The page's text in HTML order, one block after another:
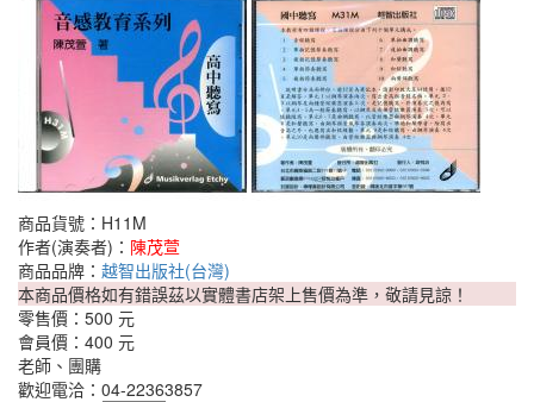
商品貨號：H11M
作者(演奏者)： 陳茂萱
商品品牌： 越智出版社(台灣)
本商品價格如有錯誤茲以實體書店架上售價為準，敬請見諒！
零售價： 500 元
會員價： 400 元
老師、團購
歡迎電洽：04-22363857